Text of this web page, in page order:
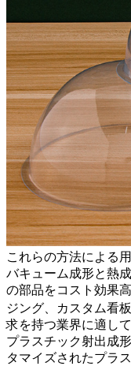
これらの方法による
バキューム成形と熱
の部品をコスト効果
ジング、カスタム看
求を持つ業界に適して
プラスチック射出成
タマイズされたプラ